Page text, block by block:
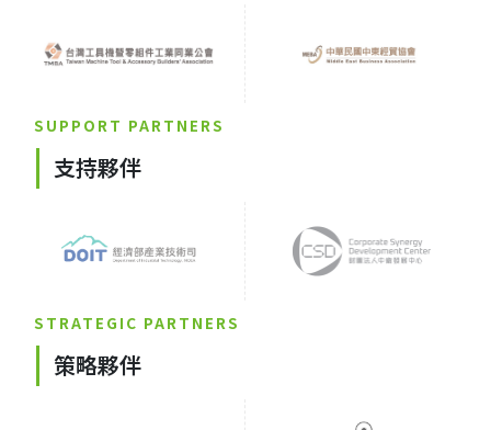
SUPPORT PARTNERS
支持夥伴
STRATEGIC PARTNERS
策略夥伴